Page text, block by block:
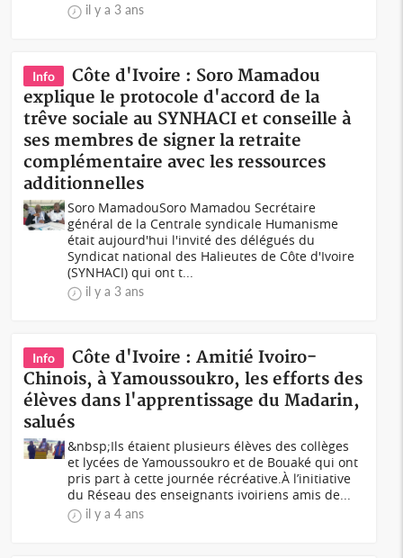
il y a 3 ans
Info
Côte d'Ivoire : Soro Mamadou
explique le protocole d'accord de la
trêve sociale au SYNHACI et conseille à
ses membres de signer la retraite
complémentaire avec les ressources
additionnelles
Soro MamadouSoro Mamadou Secrétaire
général de la Centrale syndicale Humanisme
était aujourd'hui l'invité des délégués du
Syndicat national des Halieutes de Côte d'Ivoire
(SYNHACI) qui ont t...
il y a 3 ans
Info
Côte d'Ivoire : Amitié Ivoiro-
Chinois, à Yamoussoukro, les efforts des
élèves dans l'apprentissage du Madarin,
salués
&nbsp;Ils étaient plusieurs élèves des collèges
et lycées de Yamoussoukro et de Bouaké qui ont
pris part à cette journée récréative.À l’initiative
du Réseau des enseignants ivoiriens amis de...
il y a 4 ans